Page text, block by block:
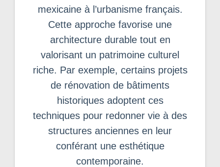
mexicaine à l’urbanisme français.
Cette approche favorise une
architecture durable tout en
valorisant un patrimoine culturel
riche. Par exemple, certains projets
de rénovation de bâtiments
historiques adoptent ces
techniques pour redonner vie à des
structures anciennes en leur
conférant une esthétique
contemporaine.